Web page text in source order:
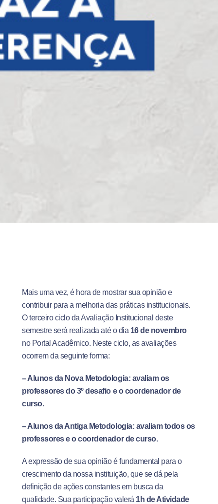
Mais uma vez, é hora de mostrar sua opinião e
contribuir para a melhoria das práticas institucionais.
O terceiro ciclo da Avaliação Institucional deste
semestre será realizada até o dia 16 de novembro
no Portal Acadêmico. Neste ciclo, as avaliações
ocorrem da seguinte forma:
– Alunos da Nova Metodologia: avaliam os
professores do 3º desafio e o coordenador de
curso.
– Alunos da Antiga Metodologia: avaliam todos os
professores e o coordenador de curso.
A expressão de sua opinião é fundamental para o
crescimento da nossa instituição, que se dá pela
definição de ações constantes em busca da
qualidade. Sua participação valerá 1h de Atividade